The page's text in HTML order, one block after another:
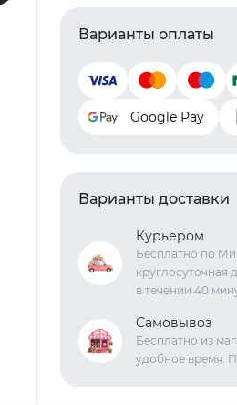
Варианты оплаты
Google Pay
Варианты доставки
Курьером
Бесплатно по
круглосуточная
в течении 40
Самовывоз
Бесплатно из
удобное время.